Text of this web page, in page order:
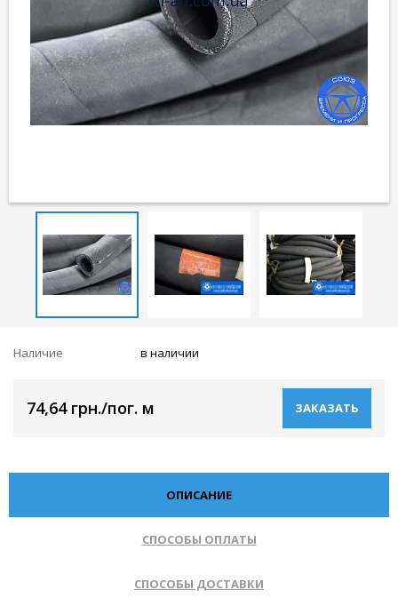
Наличие в наличии
74,64 грн./пог. м ЗАКАЗАТЬ
ОПИСАНИЕ
СПОСОБЫ ОПЛАТЫ
СПОСОБЫ ДОСТАВКИ